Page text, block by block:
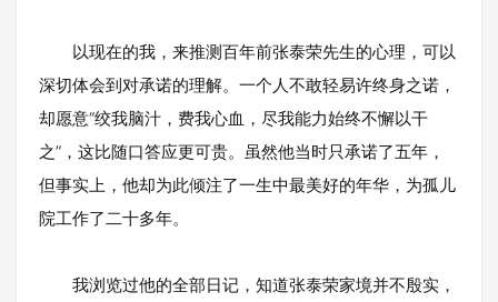
以现在的我，来推测百年前张泰荣先生的心理，可以
深切体会到对承诺的理解。一个人不敢轻易许终身之诺，
却愿意“绞我脑汁，费我心血，尽我能力始终不懈以干
之”，这比随口答应更可贵。虽然他当时只承诺了五年，
但事实上，他却为此倾注了一生中最美好的年华，为孤儿
院工作了二十多年。
我浏览过他的全部日记，知道张泰荣家境并不殷实，